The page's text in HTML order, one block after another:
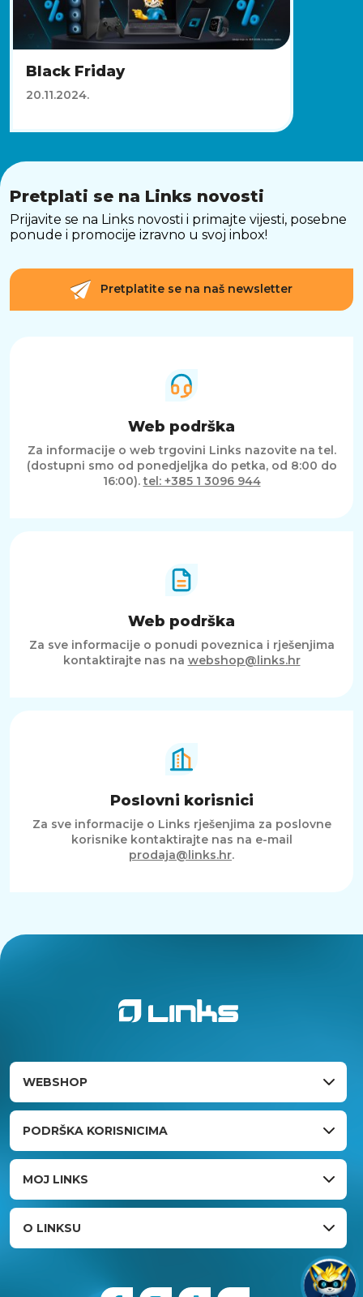
Black Friday
20.11.2024.
Pretplati se na Links novosti
Prijavite se na Links novosti i primajte vijesti, posebne
ponude i promocije izravno u svoj inbox!
Pretplatite se na naš newsletter
Web podrška
Za informacije o web trgovini Links nazovite na tel.
(dostupni smo od ponedjeljka do petka, od 8:00 do
16:00).tel: +385 1 3096 944
Web podrška
Za sve informacije o ponudi poveznica i rješenjima
kontaktirajte nas na webshop@links.hr
Poslovni korisnici
Za sve informacije o Links rješenjima za poslovne
korisnike kontaktirajte nas na e-mail
prodaja@links.hr.
WEBSHOP
PODRŠKA KORISNICIMA
MOJ LINKS
O LINKSU